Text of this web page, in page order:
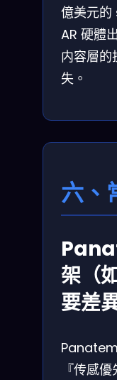
億美元
AR 硬體
内容層的
失。
六、
架（
要差
『传感